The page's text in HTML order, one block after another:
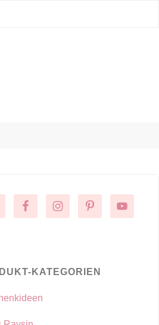
KATEGORIEN